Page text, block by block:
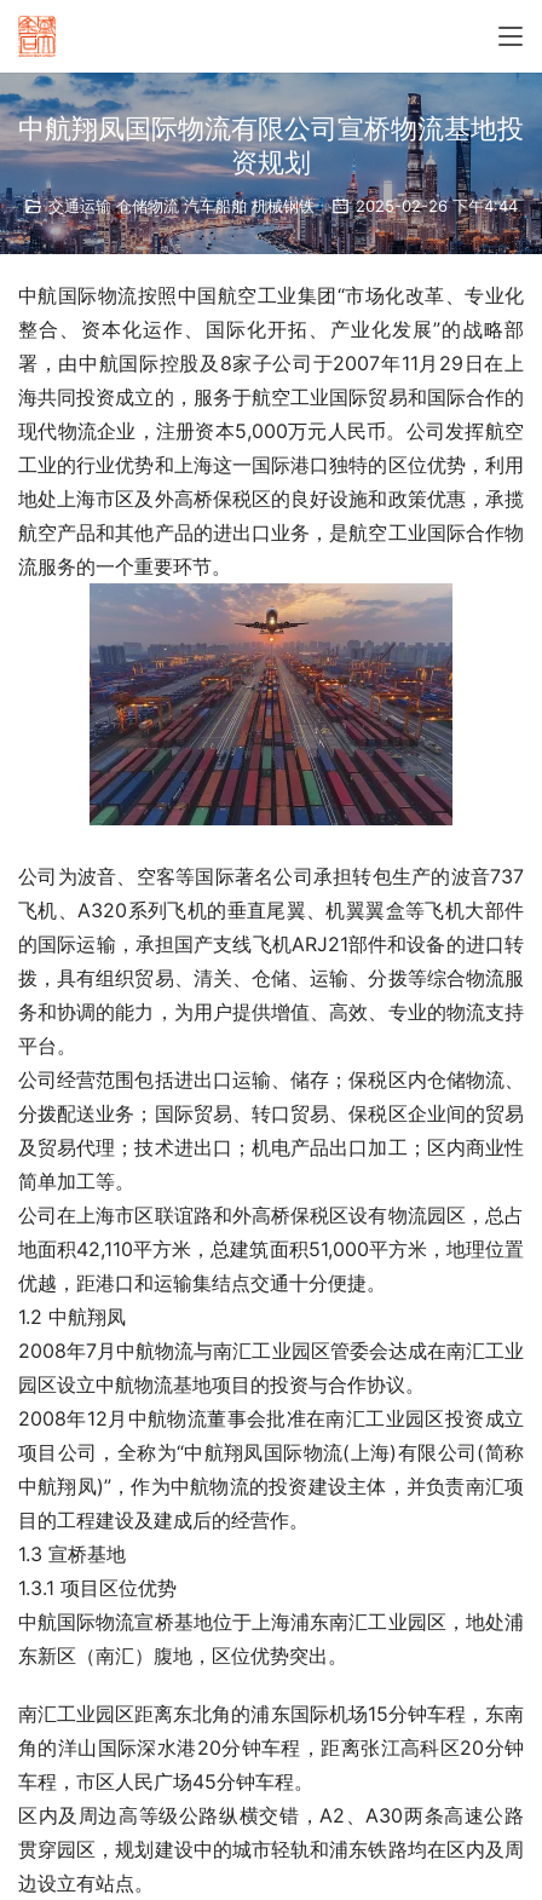
中航翔凤国际物流有限公司宣桥物流基地投
资规划
交通运输 仓储物流 汽车船舶 机械钢铁 2025-02-26 下午4:44
中航国际物流按照中国航空工业集团“市场化改革、专业化
整合、资本化运作、国际化开拓、产业化发展”的战略部
署，由中航国际控股及8家子公司于2007年11月29日在上
海共同投资成立的，服务于航空工业国际贸易和国际合作的
现代物流企业，注册资本5,000万元人民币。公司发挥航空
工业的行业优势和上海这一国际港口独特的区位优势，利用
地处上海市区及外高桥保税区的良好设施和政策优惠，承揽
航空产品和其他产品的进出口业务，是航空工业国际合作物
流服务的一个重要环节。
公司为波音、空客等国际著名公司承担转包生产的波音737
飞机、A320系列飞机的垂直尾翼、机翼翼盒等飞机大部件
的国际运输，承担国产支线飞机ARJ21部件和设备的进口转
拨，具有组织贸易、清关、仓储、运输、分拨等综合物流服
务和协调的能力，为用户提供增值、高效、专业的物流支持
平台。
公司经营范围包括进出口运输、储存；保税区内仓储物流、
分拨配送业务；国际贸易、转口贸易、保税区企业间的贸易
及贸易代理；技术进出口；机电产品出口加工；区内商业性
简单加工等。
公司在上海市区联谊路和外高桥保税区设有物流园区，总占
地面积42,110平方米，总建筑面积51,000平方米，地理位置
优越，距港口和运输集结点交通十分便捷。
1.2 中航翔凤
2008年7月中航物流与南汇工业园区管委会达成在南汇工业
园区设立中航物流基地项目的投资与合作协议。
2008年12月中航物流董事会批准在南汇工业园区投资成立
项目公司，全称为“中航翔凤国际物流(上海)有限公司(简称
中航翔凤)”，作为中航物流的投资建设主体，并负责南汇项
目的工程建设及建成后的经营作。
1.3 宣桥基地
1.3.1 项目区位优势
中航国际物流宣桥基地位于上海浦东南汇工业园区，地处浦
东新区（南汇）腹地，区位优势突出。
南汇工业园区距离东北角的浦东国际机场15分钟车程，东南
角的洋山国际深水港20分钟车程，距离张江高科区20分钟
车程，市区人民广场45分钟车程。
区内及周边高等级公路纵横交错，A2、A30两条高速公路
贯穿园区，规划建设中的城市轻轨和浦东铁路均在区内及周
边设立有站点。